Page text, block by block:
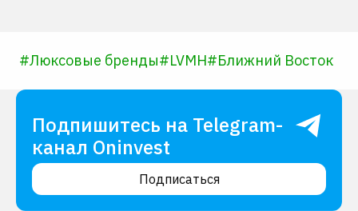
#Люксовые бренды#LVMH#Ближний Восток
Подпишитесь на Telegram-
канал Oninvest
Подписаться